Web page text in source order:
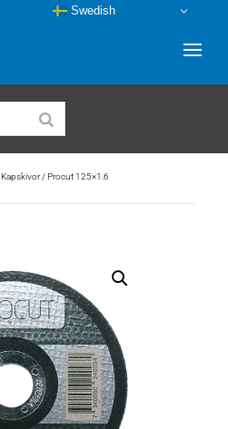
Kapskivor/ Procut 125×1.6
Swedish